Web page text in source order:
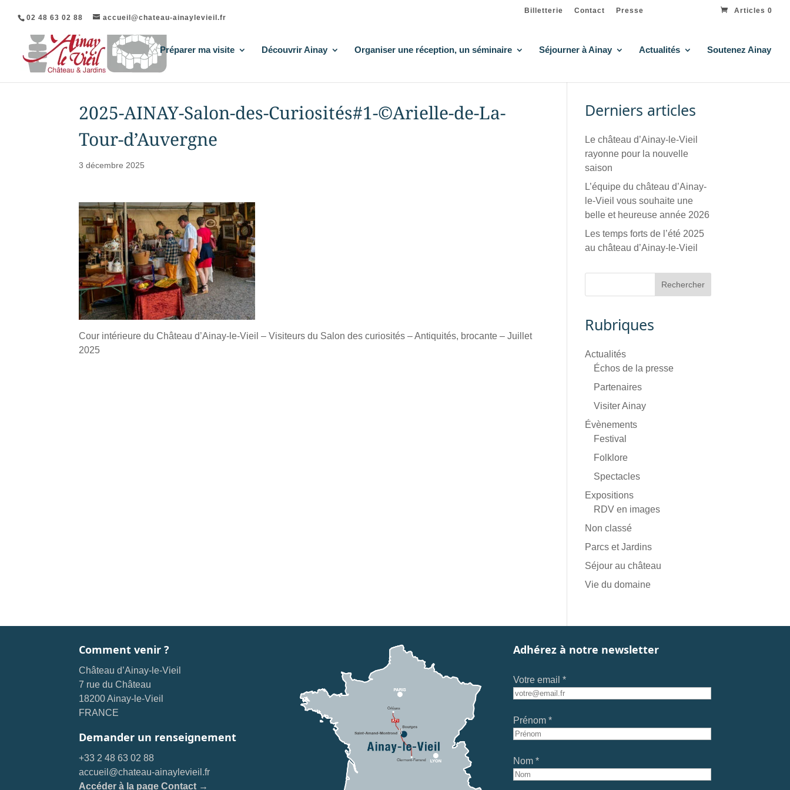
02 48 63 02 88 accueil@chateau-ainaylevieil.fr
Billetterie Contact Presse Articles 0
Préparer ma visite Découvrir Ainay Organiser une réception, un séminaire Séjourner à Ainay Actualités Soutenez Ainay
2025-AINAY-Salon-des-Curiosités#1-©Arielle-de-La-
Tour-d’Auvergne
3 décembre 2025
Cour intérieure du Château d’Ainay-le-Vieil – Visiteurs du Salon des curiosités – Antiquités, brocante – Juillet
2025
Derniers articles
Le château d’Ainay-le-Vieil
rayonne pour la nouvelle
saison
L’équipe du château d’Ainay-
le-Vieil vous souhaite une
belle et heureuse année 2026
Les temps forts de l’été 2025
au château d’Ainay-le-Vieil
Rubriques
Actualités
Échos de la presse
Partenaires
Visiter Ainay
Évènements
Festival
Folklore
Spectacles
Expositions
RDV en images
Non classé
Parcs et Jardins
Séjour au château
Vie du domaine
Comment venir ?
Château d’Ainay-le-Vieil
7 rue du Château
18200 Ainay-le-Vieil
FRANCE
Demander un renseignement
+33 2 48 63 02 88
accueil@chateau-ainaylevieil.fr
Accéder à la page Contact →
Adhérez à notre newsletter
Votre email *
Prénom *
Nom *